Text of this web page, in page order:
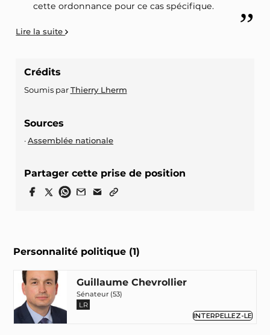
Personnalité politique (1)
Guillaume Chevrollier
Sénateur (53)
LR
INTERPELLEZ-LE
cette ordonnance pour ce cas spécifique.
Lire la suite
Crédits
Soumis parThierry Lherm
Sources
Assemblée nationale
Partager cette prise de position